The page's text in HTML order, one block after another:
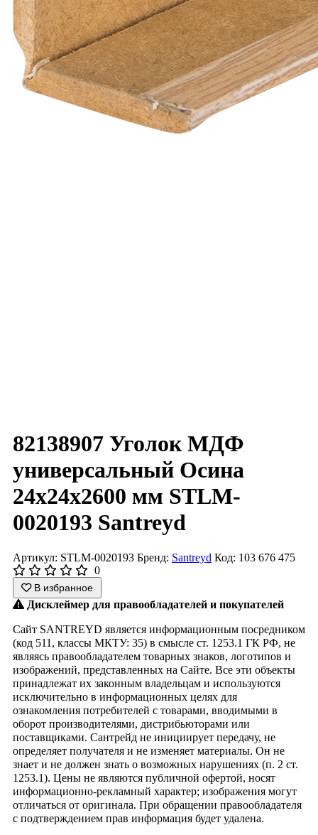
82138907 Уголок МДФ
универсальный Осина
24x24x2600 мм STLM-
0020193 Santreyd
Артикул: STLM-0020193 Бренд: Santreyd Код: 103 676 475
0
В избранное
Дисклеймер для правообладателей и покупателей
Сайт SANTREYD является информационным посредником
(код 511, классы МКТУ: 35) в смысле ст. 1253.1 ГК РФ, не
являясь правообладателем товарных знаков, логотипов и
изображений, представленных на Сайте. Все эти объекты
принадлежат их законным владельцам и используются
исключительно в информационных целях для
ознакомления потребителей с товарами, вводимыми в
оборот производителями, дистрибьюторами или
поставщиками. Сантрейд не инициирует передачу, не
определяет получателя и не изменяет материалы. Он не
знает и не должен знать о возможных нарушениях (п. 2 ст.
1253.1). Цены не являются публичной офертой, носят
информационно-рекламный характер; изображения могут
отличаться от оригинала. При обращении правообладателя
с подтверждением прав информация будет удалена.